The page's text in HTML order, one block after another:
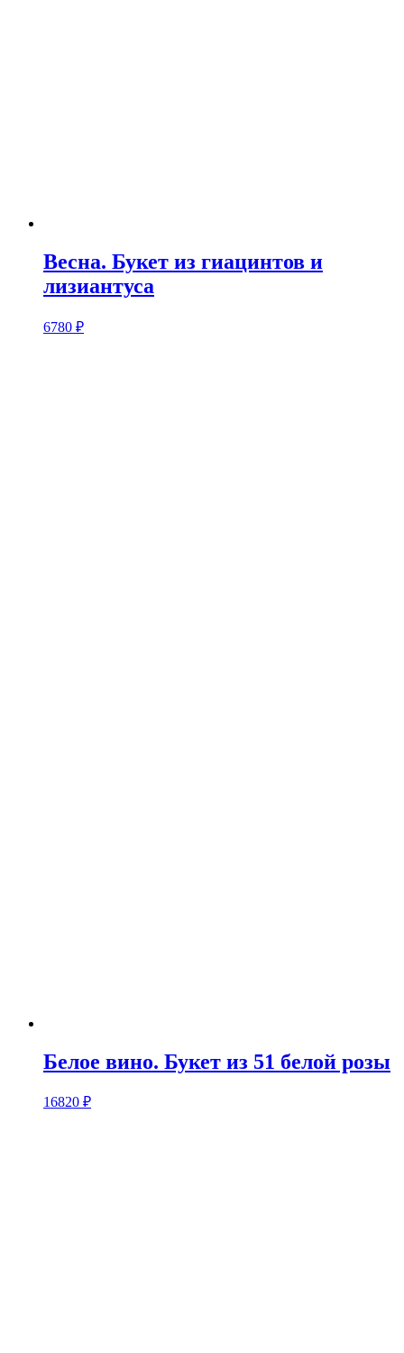
Весна. Букет из гиацинтов и
лизиантуса
6780 ₽
Белое вино. Букет из 51 белой розы
16820 ₽